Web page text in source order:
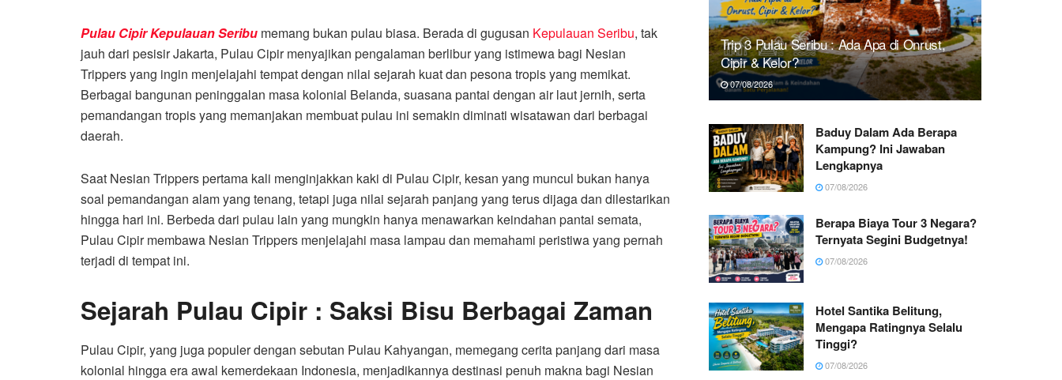
Pulau Cipir Kepulauan Seribu memang bukan pulau biasa. Berada di gugusan Kepulauan Seribu, tak
jauh dari pesisir Jakarta, Pulau Cipir menyajikan pengalaman berlibur yang istimewa bagi Nesian
Trippers yang ingin menjelajahi tempat dengan nilai sejarah kuat dan pesona tropis yang memikat.
Berbagai bangunan peninggalan masa kolonial Belanda, suasana pantai dengan air laut jernih, serta
pemandangan tropis yang memanjakan membuat pulau ini semakin diminati wisatawan dari berbagai
daerah.
Saat Nesian Trippers pertama kali menginjakkan kaki di Pulau Cipir, kesan yang muncul bukan hanya
soal pemandangan alam yang tenang, tetapi juga nilai sejarah panjang yang terus dijaga dan dilestarikan
hingga hari ini. Berbeda dari pulau lain yang mungkin hanya menawarkan keindahan pantai semata,
Pulau Cipir membawa Nesian Trippers menjelajahi masa lampau dan memahami peristiwa yang pernah
terjadi di tempat ini.
Sejarah Pulau Cipir : Saksi Bisu Berbagai Zaman
Pulau Cipir, yang juga populer dengan sebutan Pulau Kahyangan, memegang cerita panjang dari masa
kolonial hingga era awal kemerdekaan Indonesia, menjadikannya destinasi penuh makna bagi Nesian
Trip 3 Pulau Seribu : Ada Apa di Onrust,
Cipir & Kelor?
07/08/2026
Baduy Dalam Ada Berapa
Kampung? Ini Jawaban
Lengkapnya
07/08/2026
Berapa Biaya Tour 3 Negara?
Ternyata Segini Budgetnya!
07/08/2026
Hotel Santika Belitung,
Mengapa Ratingnya Selalu
Tinggi?
07/08/2026